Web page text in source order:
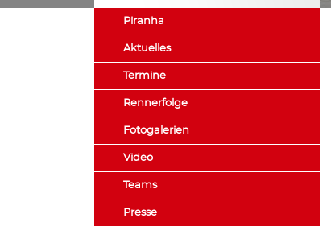
Piranha
Aktuelles
Termine
Rennerfolge
Fotogalerien
Video
Teams
Presse